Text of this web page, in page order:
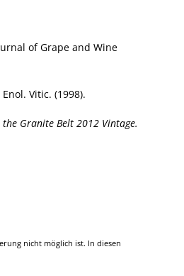
of Grape and Wine
Enol. Vitic. (1998).
Granite Belt 2012 Vintage.
nicht möglich ist. In diesen